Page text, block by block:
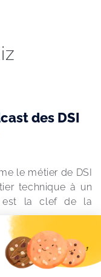
des DSI
le métier de DSI
technique à un
est la clef de la
avec les CIO
partagent leurs